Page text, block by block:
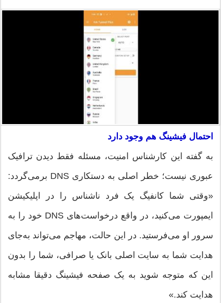
احتمال فیشینگ هم وجود دارد
به گفته این کارشناس امنیت، مسئله فقط دیدن ترافیک
عبوری نیست؛ خطر اصلی به دستکاری DNS برمی‌گردد:
«وقتی شما کانفیگ یک فرد ناشناس را در اپلیکیشن
ایمپورت می‌کنید، در واقع درخواست‌های DNS خود را به
سرور او می‌فرستید. در این حالت، مهاجم می‌تواند به‌جای
هدایت شما به سایت اصلی بانک یا صرافی، شما را بدون
این که متوجه شوید به یک صفحه فیشینگ دقیقا مشابه
هدایت کند.»